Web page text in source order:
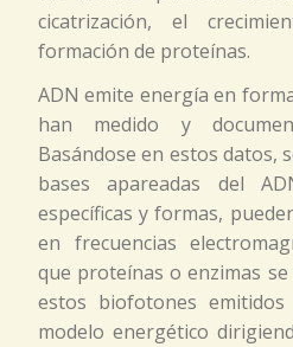
cicatrización, el
formación de proteínas.
ADN emite energía en
han medido y
Basándose en estos datos,
bases apareadas del
específicas y formas,
en frecuencias
que proteínas o enzimas se
estos biofotones
modelo energético